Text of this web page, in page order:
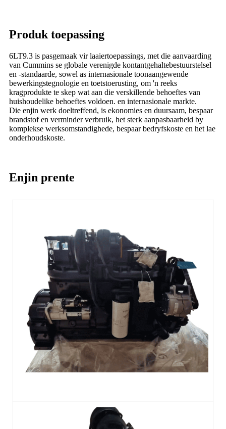
Produk toepassing
6LT9.3 is pasgemaak vir laaiertoepassings, met die aanvaarding
van Cummins se globale verenigde kontantgehaltebestuurstelsel
en -standaarde, sowel as internasionale toonaangewende
bewerkingstegnologie en toetstoerusting, om 'n reeks
kragprodukte te skep wat aan die verskillende behoeftes van
huishoudelike behoeftes voldoen. en internasionale markte.
Die enjin werk doeltreffend, is ekonomies en duursaam, bespaar
brandstof en verminder verbruik, het sterk aanpasbaarheid by
komplekse werksomstandighede, bespaar bedryfskoste en het lae
onderhoudskoste.
Enjin prente